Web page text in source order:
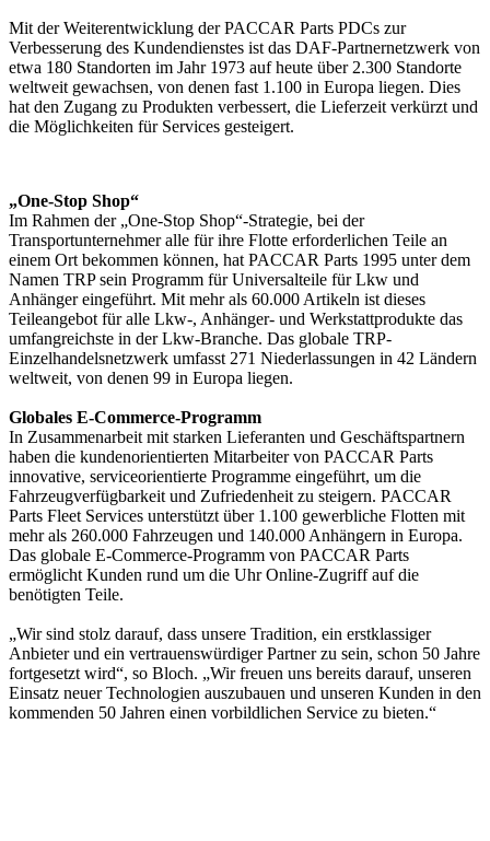
Mit der Weiterentwicklung der PACCAR Parts PDCs zur
Verbesserung des Kundendienstes ist das DAF-Partnernetzwerk von
etwa 180 Standorten im Jahr 1973 auf heute über 2.300 Standorte
weltweit gewachsen, von denen fast 1.100 in Europa liegen. Dies
hat den Zugang zu Produkten verbessert, die Lieferzeit verkürzt und
die Möglichkeiten für Services gesteigert.
„One-Stop Shop“
Im Rahmen der „One-Stop Shop“-Strategie, bei der
Transportunternehmer alle für ihre Flotte erforderlichen Teile an
einem Ort bekommen können, hat PACCAR Parts 1995 unter dem
Namen TRP sein Programm für Universalteile für Lkw und
Anhänger eingeführt. Mit mehr als 60.000 Artikeln ist dieses
Teileangebot für alle Lkw-, Anhänger- und Werkstattprodukte das
umfangreichste in der Lkw-Branche. Das globale TRP-
Einzelhandelsnetzwerk umfasst 271 Niederlassungen in 42 Ländern
weltweit, von denen 99 in Europa liegen.
Globales E-Commerce-Programm
In Zusammenarbeit mit starken Lieferanten und Geschäftspartnern
haben die kundenorientierten Mitarbeiter von PACCAR Parts
innovative, serviceorientierte Programme eingeführt, um die
Fahrzeugverfügbarkeit und Zufriedenheit zu steigern. PACCAR
Parts Fleet Services unterstützt über 1.100 gewerbliche Flotten mit
mehr als 260.000 Fahrzeugen und 140.000 Anhängern in Europa.
Das globale E-Commerce-Programm von PACCAR Parts
ermöglicht Kunden rund um die Uhr Online-Zugriff auf die
benötigten Teile.
„Wir sind stolz darauf, dass unsere Tradition, ein erstklassiger
Anbieter und ein vertrauenswürdiger Partner zu sein, schon 50 Jahre
fortgesetzt wird“, so Bloch. „Wir freuen uns bereits darauf, unseren
Einsatz neuer Technologien auszubauen und unseren Kunden in den
kommenden 50 Jahren einen vorbildlichen Service zu bieten.“